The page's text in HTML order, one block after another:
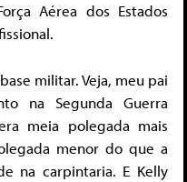
Aérea dos Estados
militar. Veja, meu pai
na Segunda Guerra
meia polegada mais
menor do que a
na carpintaria. E Kelly